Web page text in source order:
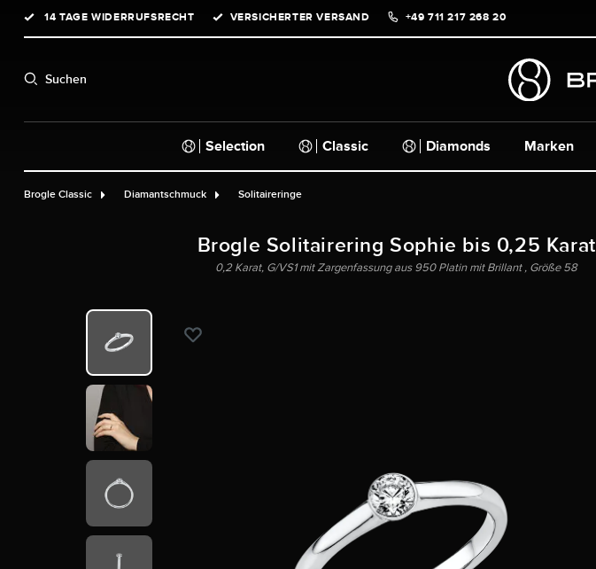
Zur Hauptnavigation springen
14 TAGE WIDERRUFSRECHT VERSICHERTER VERSAND +49 711 217 268 20
Suchen
Selection Classic Diamonds Marken
Brogle Classic Diamantschmuck Solitaireringe
Brogle Solitairering Sophie bis 0,25 Karat
0,2 Karat, G/VS1 mit Zargenfassung aus 950 Platin mit Brillant , Größe 58